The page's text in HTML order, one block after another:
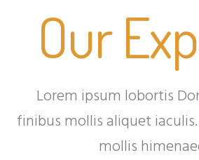
Our
Lorem ipsum lobortis
finibus mollis aliquet
mollis